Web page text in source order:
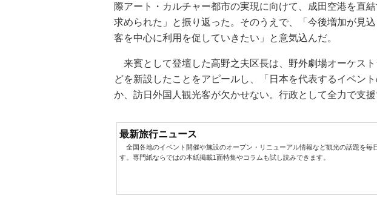
際アート・カルチャー都市の実現に向けて、成田空港を直
求められた」と振り返った。そのうえで、「今後増加が見
客を中心に利用を促していきたい」と意気込んだ。
来賓として登壇した高野之夫区長は、野外劇場オーケス
どを新設したことをアピールし、「日本を代表するイベン
か、訪日外国人観光客が欠かせない。行政として全力で支援
最新旅行ニュース
全国各地のイベント開催や施設のオープン・リニューアル情報など観光の話題を毎
す。専門紙ならではの本紙掲載1面特集やコラムも試し読みできます。